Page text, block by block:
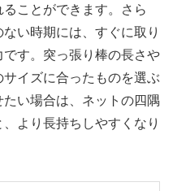
ことができます。さら
い時期には、すぐに取り
す。突っ張り棒の長さや
イズに合ったものを選ぶ
い場合は、ネットの四隅
より長持ちしやすくなり